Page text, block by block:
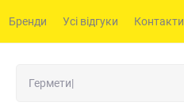
Бренди Усі відгуки Контакти